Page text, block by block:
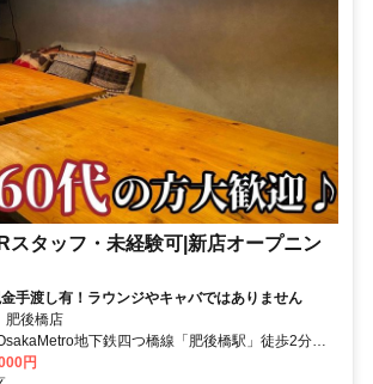
スタッフ・未経験可|新店オープニン
手渡し有！ラウンジやキャバではありません
後橋店
地下鉄四つ橋線「肥後橋駅」徒歩2分／
・60代の大人の女性が活躍！
円